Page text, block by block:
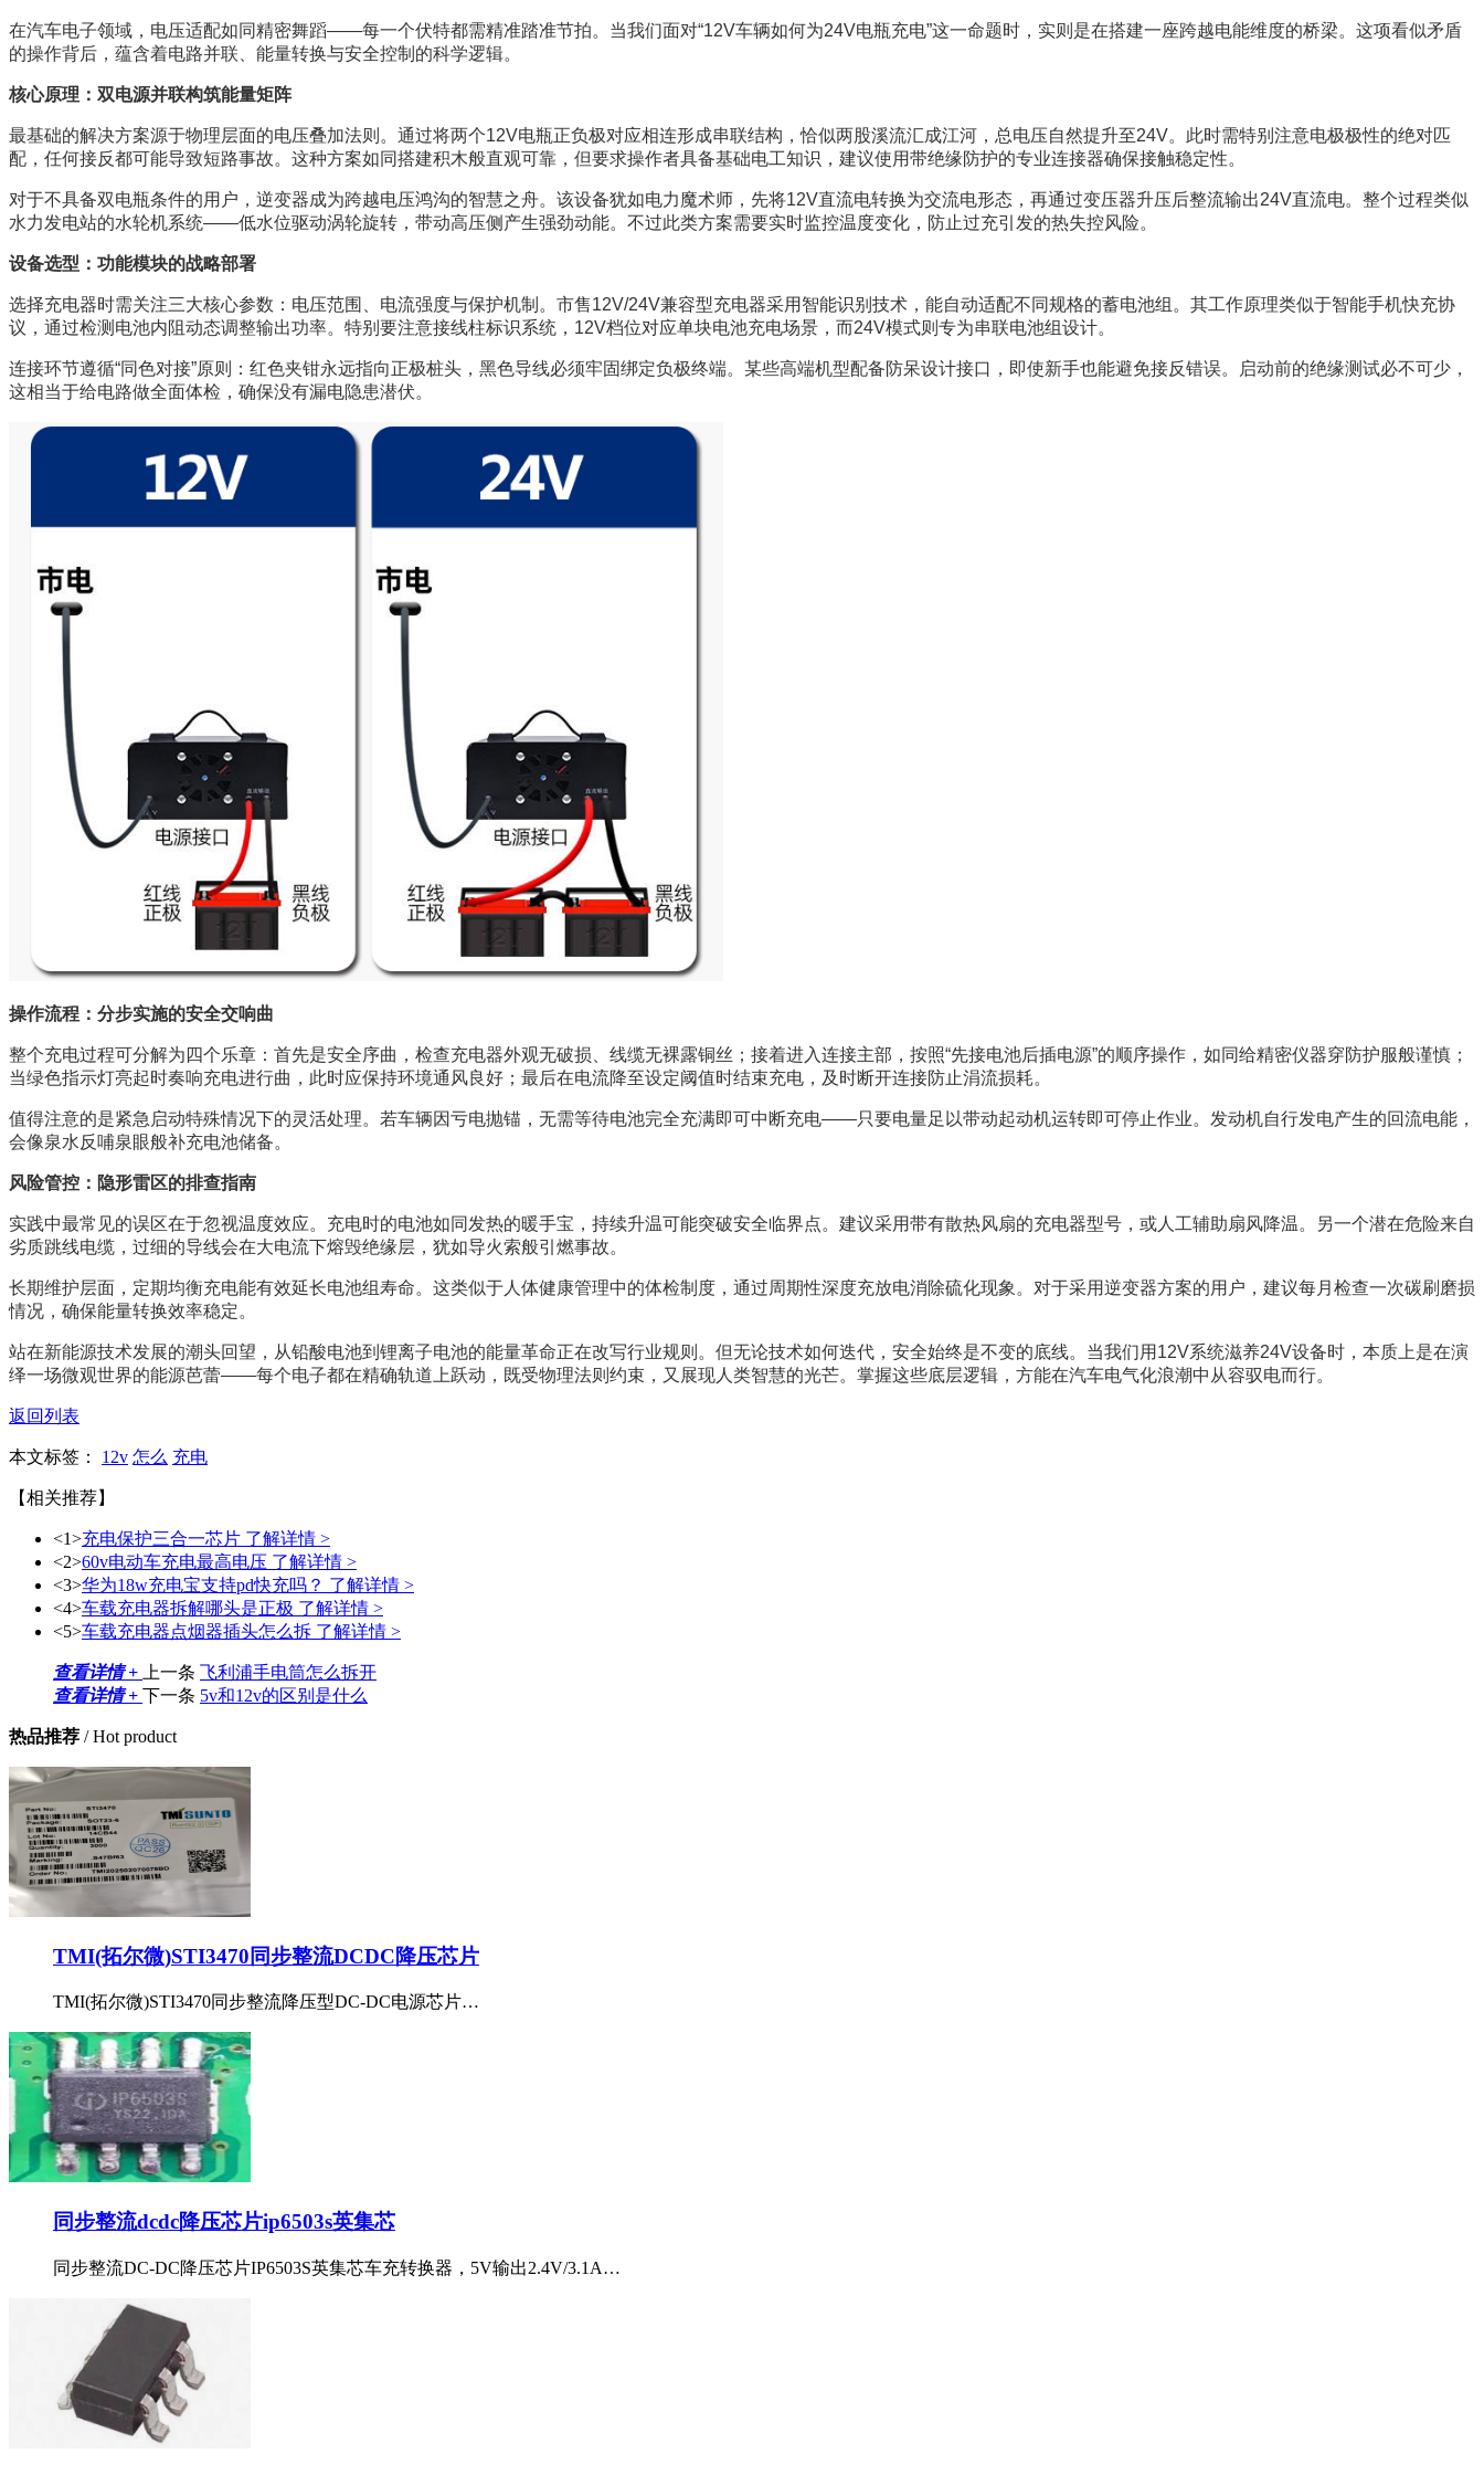
在汽车电子领域，电压适配如同精密舞蹈——每一个伏特都需精准踏准节拍。当我们面对“12V车辆如何为24V电瓶充电”这一命题时，实则是在搭建一座跨越电能维度的桥梁。这项看似矛盾
的操作背后，蕴含着电路并联、能量转换与安全控制的科学逻辑。
核心原理：双电源并联构筑能量矩阵
最基础的解决方案源于物理层面的电压叠加法则。通过将两个12V电瓶正负极对应相连形成串联结构，恰似两股溪流汇成江河，总电压自然提升至24V。此时需特别注意电极极性的绝对匹
配，任何接反都可能导致短路事故。这种方案如同搭建积木般直观可靠，但要求操作者具备基础电工知识，建议使用带绝缘防护的专业连接器确保接触稳定性。
对于不具备双电瓶条件的用户，逆变器成为跨越电压鸿沟的智慧之舟。该设备犹如电力魔术师，先将12V直流电转换为交流电形态，再通过变压器升压后整流输出24V直流电。整个过程类似
水力发电站的水轮机系统——低水位驱动涡轮旋转，带动高压侧产生强劲动能。不过此类方案需要实时监控温度变化，防止过充引发的热失控风险。
设备选型：功能模块的战略部署
选择充电器时需关注三大核心参数：电压范围、电流强度与保护机制。市售12V/24V兼容型充电器采用智能识别技术，能自动适配不同规格的蓄电池组。其工作原理类似于智能手机快充协
议，通过检测电池内阻动态调整输出功率。特别要注意接线柱标识系统，12V档位对应单块电池充电场景，而24V模式则专为串联电池组设计。
连接环节遵循“同色对接”原则：红色夹钳永远指向正极桩头，黑色导线必须牢固绑定负极终端。某些高端机型配备防呆设计接口，即使新手也能避免接反错误。启动前的绝缘测试必不可少，
这相当于给电路做全面体检，确保没有漏电隐患潜伏。
操作流程：分步实施的安全交响曲
整个充电过程可分解为四个乐章：首先是安全序曲，检查充电器外观无破损、线缆无裸露铜丝；接着进入连接主部，按照“先接电池后插电源”的顺序操作，如同给精密仪器穿防护服般谨慎；
当绿色指示灯亮起时奏响充电进行曲，此时应保持环境通风良好；最后在电流降至设定阈值时结束充电，及时断开连接防止涓流损耗。
值得注意的是紧急启动特殊情况下的灵活处理。若车辆因亏电抛锚，无需等待电池完全充满即可中断充电——只要电量足以带动起动机运转即可停止作业。发动机自行发电产生的回流电能，
会像泉水反哺泉眼般补充电池储备。
风险管控：隐形雷区的排查指南
实践中最常见的误区在于忽视温度效应。充电时的电池如同发热的暖手宝，持续升温可能突破安全临界点。建议采用带有散热风扇的充电器型号，或人工辅助扇风降温。另一个潜在危险来自
劣质跳线电缆，过细的导线会在大电流下熔毁绝缘层，犹如导火索般引燃事故。
长期维护层面，定期均衡充电能有效延长电池组寿命。这类似于人体健康管理中的体检制度，通过周期性深度充放电消除硫化现象。对于采用逆变器方案的用户，建议每月检查一次碳刷磨损
情况，确保能量转换效率稳定。
站在新能源技术发展的潮头回望，从铅酸电池到锂离子电池的能量革命正在改写行业规则。但无论技术如何迭代，安全始终是不变的底线。当我们用12V系统滋养24V设备时，本质上是在演
绎一场微观世界的能源芭蕾——每个电子都在精确轨道上跃动，既受物理法则约束，又展现人类智慧的光芒。掌握这些底层逻辑，方能在汽车电气化浪潮中从容驭电而行。
返回列表
本文标签： 12v 怎么 充电
【相关推荐】
<1>充电保护三合一芯片 了解详情 >
<2>60v电动车充电最高电压 了解详情 >
<3>华为18w充电宝支持pd快充吗？ 了解详情 >
<4>车载充电器拆解哪头是正极 了解详情 >
<5>车载充电器点烟器插头怎么拆 了解详情 >
查看详情 + 上一条 飞利浦手电筒怎么拆开
查看详情 + 下一条 5v和12v的区别是什么
热品推荐 / Hot product
TMI(拓尔微)STI3470同步整流DCDC降压芯片
TMI(拓尔微)STI3470同步整流降压型DC-DC电源芯片…
同步整流dcdc降压芯片ip6503s英集芯
同步整流DC-DC降压芯片IP6503S英集芯车充转换器，5V输出2.4V/3.1A…